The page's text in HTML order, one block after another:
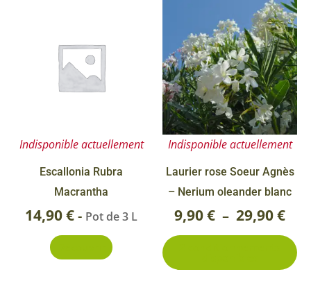
Indisponible actuellement
Escallonia Rubra
Macrantha
14,90€- Pot de 3 L
Indisponible actuellement
Laurier rose Soeur Agnès
– Nerium oleander blanc
9,90€ – 29,90€
de
à
Ce
a